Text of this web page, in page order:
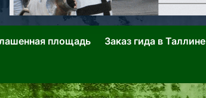
площадь Заказ гида в Таллине